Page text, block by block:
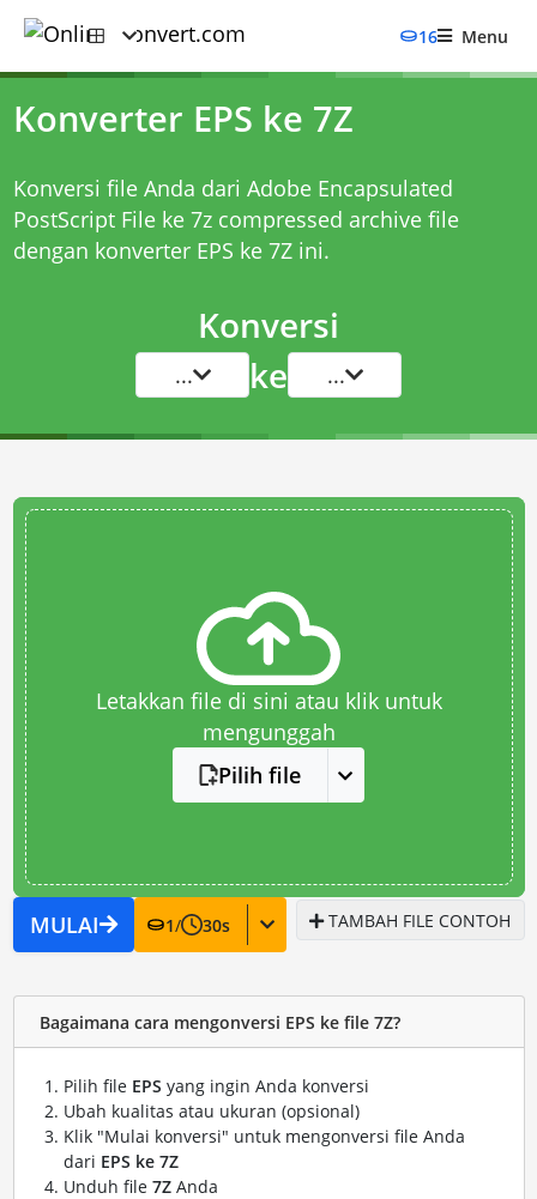
16 Menu
Konverter EPS ke 7Z
Konversi file Anda dari Adobe Encapsulated
PostScript File ke 7z compressed archive file
dengan konverter EPS ke 7Zini.
Konversi
... ke ...
Letakkan file di sini atau klik untuk
mengunggah
Pilih file
MULAI 1/ 30s TAMBAH FILE CONTOH
Bagaimana cara mengonversi EPS ke file 7Z?
Pilih file EPS yang ingin Anda konversi
Ubah kualitas atau ukuran (opsional)
Klik "Mulai konversi" untuk mengonversi file Anda
dari EPS ke 7Z
Unduh file 7ZAnda